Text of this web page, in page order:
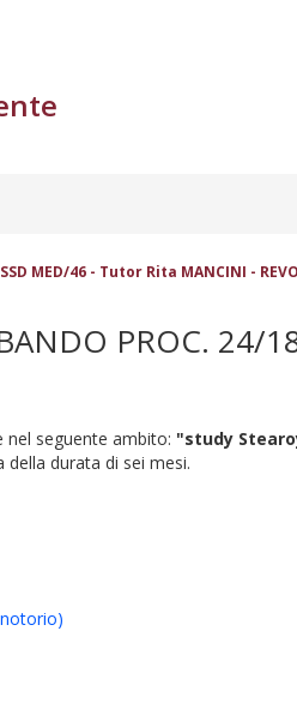
46 - Tutor Rita MANCINI -
PROC.
nel seguente ambito: "study
della durata di sei mesi.